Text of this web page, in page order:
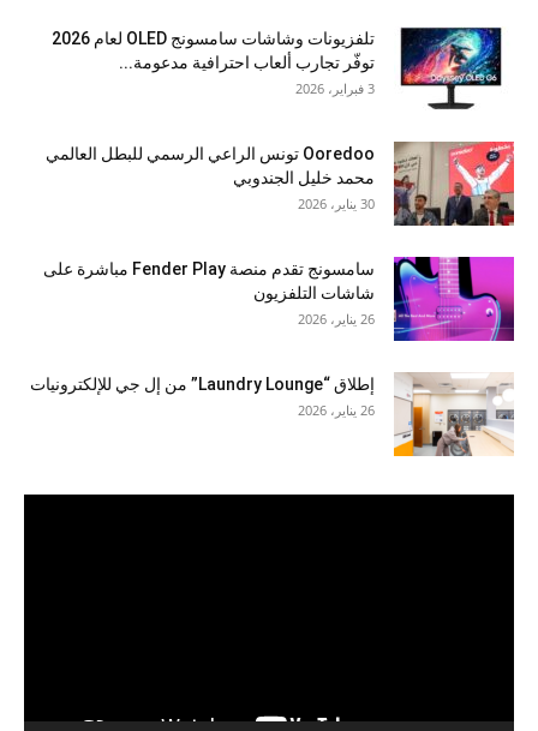
تلفزيونات وشاشات سامسونج OLED لعام 2026
توفّر تجارب ألعاب احترافية مدعومة...
3 فبراير، 2026
Ooredoo تونس الراعي الرسمي للبطل العالمي
محمد خليل الجندوبي
30 يناير، 2026
سامسونج تقدم منصة Fender Play مباشرة على
شاشات التلفزيون
26 يناير، 2026
إطلاق “Laundry Lounge” من إل جي للإلكترونيات
26 يناير، 2026